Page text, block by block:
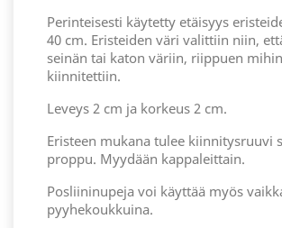
Perinteisesti käytetty etäisyys
40 cm. Eristeiden väri valittiin niin,
seinän tai katon väriin, riippuen
kiinnitettiin.
Leveys 2 cm ja korkeus 2 cm.
Eristeen mukana tulee kiinnitysruuvi
proppu. Myydään kappaleittain.
Posliininupeja voi käyttää myös
pyyhekoukkuina.